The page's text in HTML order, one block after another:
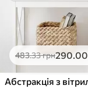
483.33грн290.00